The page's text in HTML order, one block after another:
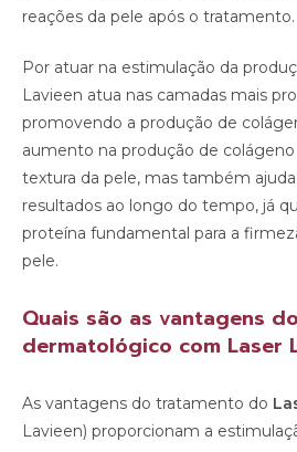
reações da pele após o tratamento.
Por atuar na estimulação da
Lavieen atua nas camadas mais
promovendo a produção de
aumento na produção de
textura da pele, mas também
resultados ao longo do tempo, já
proteína fundamental para a
pele.
Quais são as vantagens
dermatológico com Laser
As vantagens do tratamento do
Lavieen) proporcionam a